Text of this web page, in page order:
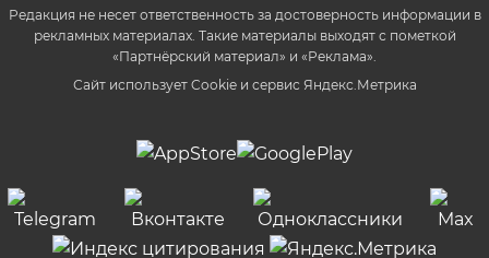
Редакция не несет ответственность за достоверность информации в
рекламных материалах. Такие материалы выходят с пометкой
«Партнёрский материал» и «Реклама».
Сайт использует Cookie и сервиc Яндекс.Метрика